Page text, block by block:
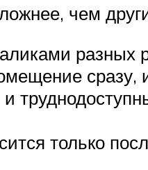
чем
разных
сразу,
только